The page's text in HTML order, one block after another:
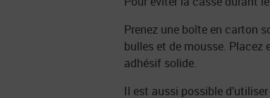
Prenez une boîte en carton
bulles et de mousse.
adhésif solide.
Il est aussi possible